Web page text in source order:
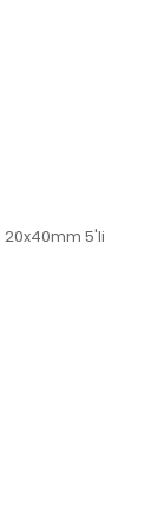
20x40mm 5'li